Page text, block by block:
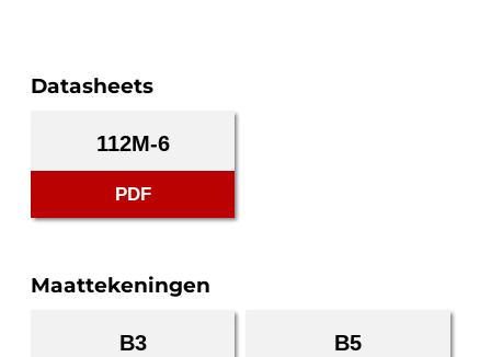
Datasheets
112M-6
PDF
Maattekeningen
B3 B5